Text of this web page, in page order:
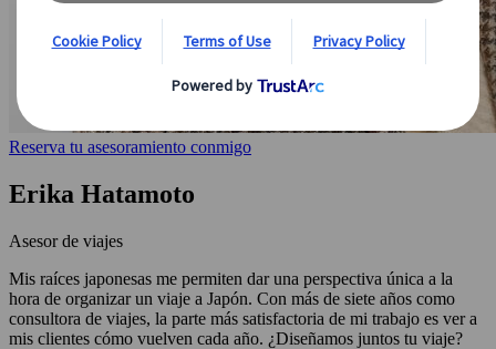
Reserva tu asesoramiento conmigo
Erika Hatamoto
Asesor de viajes
Mis raíces japonesas me permiten dar una perspectiva única a la
hora de organizar un viaje a Japón. Con más de siete años como
consultora de viajes, la parte más satisfactoria de mi trabajo es ver a
mis clientes cómo vuelven cada año. ¿Diseñamos juntos tu viaje?